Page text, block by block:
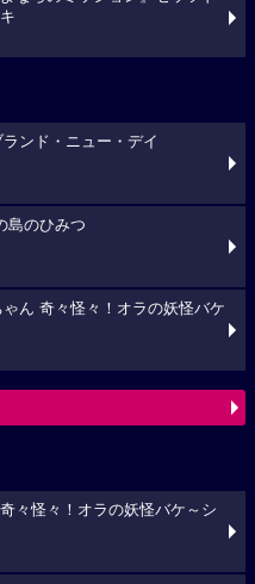
ンド・ニュー・デイ
島のひみつ
ん 奇々怪々！オラの妖怪バケ
々怪々！オラの妖怪バケ～シ